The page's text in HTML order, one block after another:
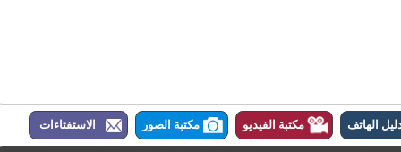
الهاتف مكتبة الفيديو مكتبة الصور الاستفتاءات